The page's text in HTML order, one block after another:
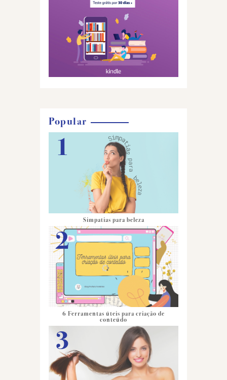
Popular
Simpatias para beleza
6 Ferramentas úteis para criação de
conteúdo